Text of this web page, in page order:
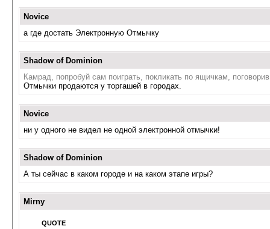
Novice
а где достать Электронную Отмычку
Shadow of Dominion
Камрад, попробуй сам поиграть, покликать по ящичкам,
Отмычки продаются у торгашей в городах.
Novice
ни у одного не видел не одной электронной отмычки!
Shadow of Dominion
А ты сейчас в каком городе и на каком этапе игры?
Mirny
QUOTE